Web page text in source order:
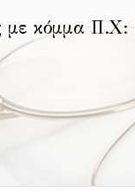
με κόμμα Π.Χ: